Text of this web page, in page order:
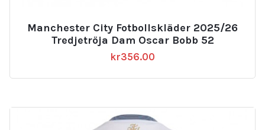
Manchester City Fotbollskläder 2025/26
Tredjetröja Dam Oscar Bobb 52
kr356.00